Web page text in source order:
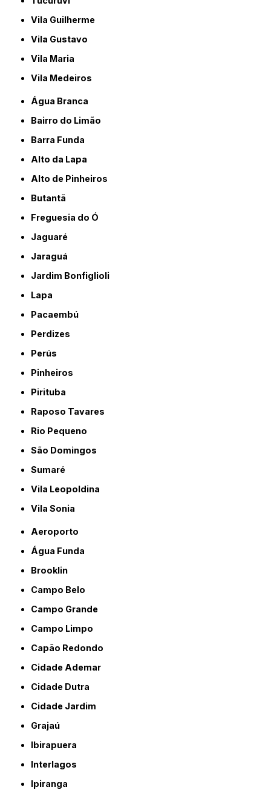
Vila Guilherme
Vila Gustavo
Vila Maria
Vila Medeiros
Água Branca
Bairro do Limão
Barra Funda
Alto da Lapa
Alto de Pinheiros
Butantã
Freguesia do Ó
Jaguaré
Jaraguá
Jardim Bonfiglioli
Lapa
Pacaembú
Perdizes
Perús
Pinheiros
Pirituba
Raposo Tavares
Rio Pequeno
São Domingos
Sumaré
Vila Leopoldina
Vila Sonia
Aeroporto
Água Funda
Brooklin
Campo Belo
Campo Grande
Campo Limpo
Capão Redondo
Cidade Ademar
Cidade Dutra
Cidade Jardim
Grajaú
Ibirapuera
Interlagos
Ipiranga